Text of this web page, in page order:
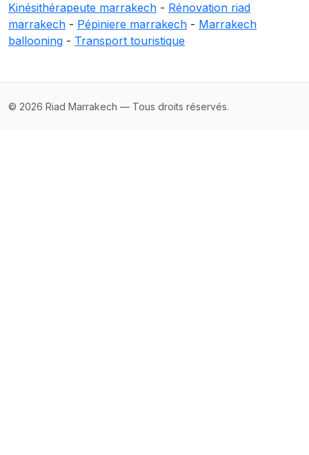
Kinésithérapeute marrakech - Rénovation riad
marrakech - Pépiniere marrakech - Marrakech
ballooning - Transport touristique
© 2026 Riad Marrakech — Tous droits réservés.